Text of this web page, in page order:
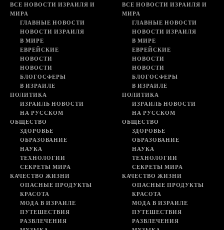
ВСЕ НОВОСТИ ИЗРАИЛЯ И
МИРА
ГЛАВНЫЕ НОВОСТИ
НОВОСТИ ИЗРАИЛЯ
В МИРЕ
ЕВРЕЙСКИЕ
НОВОСТИ
НОВОСТИ
БЛОГОСФЕРЫ
В ИЗРАИЛЕ
ПОЛИТИКА
ИЗРАИЛЬ НОВОСТИ
НА РУССКОМ
ОБЩЕСТВО
ЗДОРОВЬЕ
ОБРАЗОВАНИЕ
НАУКА
ТЕХНОЛОГИИ
СЕКРЕТЫ МИРА
КАЧЕСТВО ЖИЗНИ
ОПАСНЫЕ ПРОДУКТЫ
КРАСОТА
МОДА В ИЗРАИЛЕ
ПУТЕШЕСТВИЯ
РАЗВЛЕЧЕНИЯ
ВСЕ НОВОСТИ ИЗРАИЛЯ И
МИРА
ГЛАВНЫЕ НОВОСТИ
НОВОСТИ ИЗРАИЛЯ
В МИРЕ
ЕВРЕЙСКИЕ
НОВОСТИ
НОВОСТИ
БЛОГОСФЕРЫ
В ИЗРАИЛЕ
ПОЛИТИКА
ИЗРАИЛЬ НОВОСТИ
НА РУССКОМ
ОБЩЕСТВО
ЗДОРОВЬЕ
ОБРАЗОВАНИЕ
НАУКА
ТЕХНОЛОГИИ
СЕКРЕТЫ МИРА
КАЧЕСТВО ЖИЗНИ
ОПАСНЫЕ ПРОДУКТЫ
КРАСОТА
МОДА В ИЗРАИЛЕ
ПУТЕШЕСТВИЯ
РАЗВЛЕЧЕНИЯ